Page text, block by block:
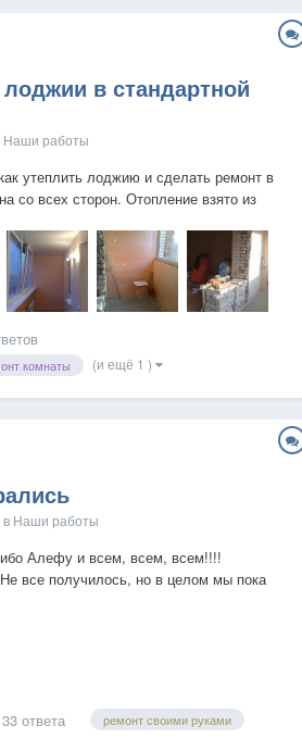
в стандартной
Наши работы
утеплить лоджию и сделать ремонт в
со всех сторон. Отопление взято из
комнаты (и ещё 1 )
Наши работы
Алефу и всем, всем, всем!!!!
все получилось, но в целом мы пока
33 ответа ремонт своими руками